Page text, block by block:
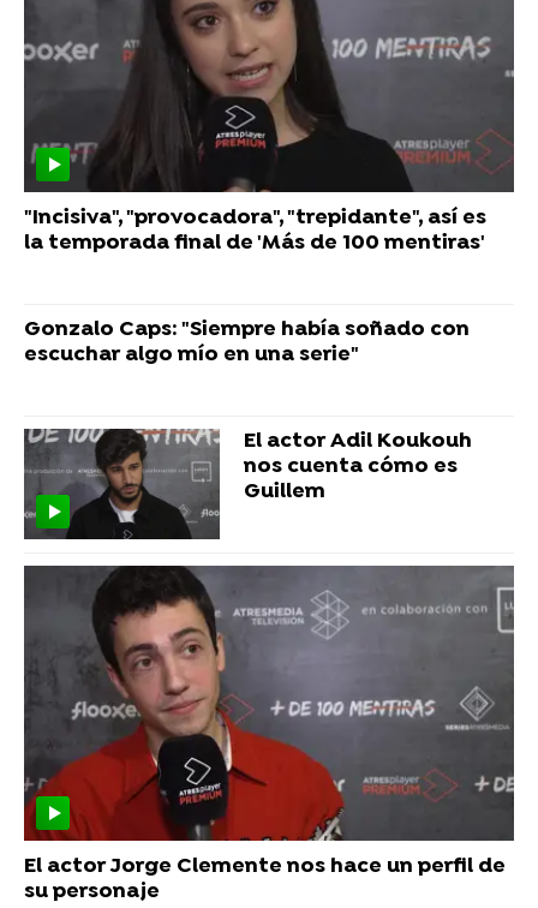
"Incisiva", "provocadora", "trepidante", así es
la temporada final de 'Más de 100 mentiras'
Gonzalo Caps: "Siempre había soñado con
escuchar algo mío en una serie"
El actor Adil Koukouh
nos cuenta cómo es
Guillem
El actor Jorge Clemente nos hace un perfil de
su personaje